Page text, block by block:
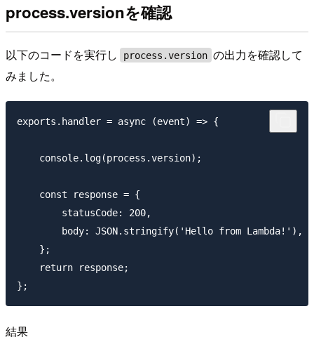
process.versionを確認
以下のコードを実行し process.version の出力を確認して
みました。
exports.handler = async (event) => {
    console.log(process.version);
    const response = {
        statusCode: 200,
        body: JSON.stringify('Hello from Lambda!'),
    };
    return response;
結果